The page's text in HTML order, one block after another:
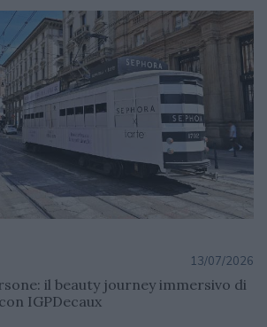
13/07/2026
il beauty journey immersivo di
IGPDecaux